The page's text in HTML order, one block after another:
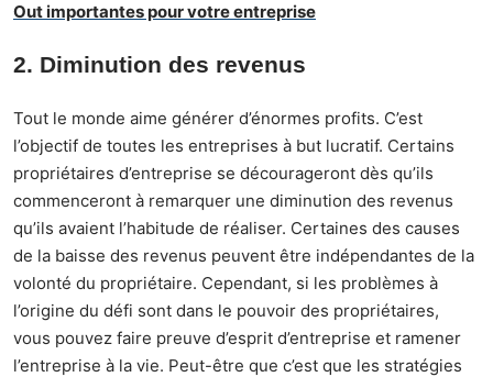
Out importantes pour votre entreprise
2. Diminution des revenus
Tout le monde aime générer d’énormes profits. C’est
l’objectif de toutes les entreprises à but lucratif. Certains
propriétaires d’entreprise se décourageront dès qu’ils
commenceront à remarquer une diminution des revenus
qu’ils avaient l’habitude de réaliser. Certaines des causes
de la baisse des revenus peuvent être indépendantes de la
volonté du propriétaire. Cependant, si les problèmes à
l’origine du défi sont dans le pouvoir des propriétaires,
vous pouvez faire preuve d’esprit d’entreprise et ramener
l’entreprise à la vie. Peut-être que c’est que les stratégies